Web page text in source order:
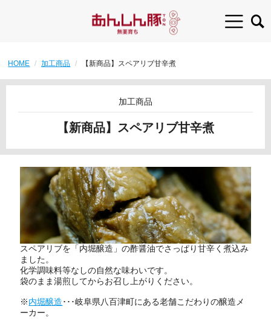
HOME 加工商品 【新商品】スペアリブ甘辛煮
加工商品
【新商品】スペアリブ甘辛煮
スペアリブを「内堀醸造」の酢醤油でさっぱり甘辛く煮込み
ました。
化学調味料等なしの自然な味わいです。
袋のまま湯煎してからお召し上がりください。
※内堀醸造･･･岐阜県八百津町にある老舗こだわりの醸造メ
ーカー。